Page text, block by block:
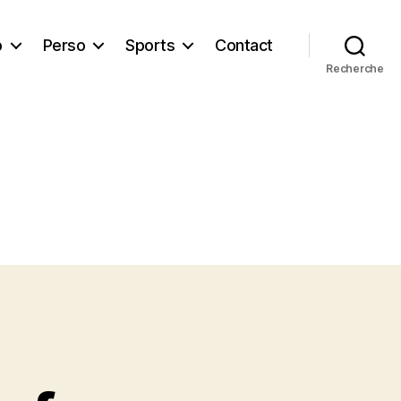
Perso Sports Contact
Recherche